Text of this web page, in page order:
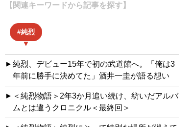
【関連キーワードから記事を探す】
純烈
純烈、デビュー15年で初の武道館へ。「俺は3
年前に勝手に決めてた」酒井一圭が語る想い
＜純烈物語＞2年3か月追い続け、紡いだアルバ
ムとは違うクロニクル＜最終回＞